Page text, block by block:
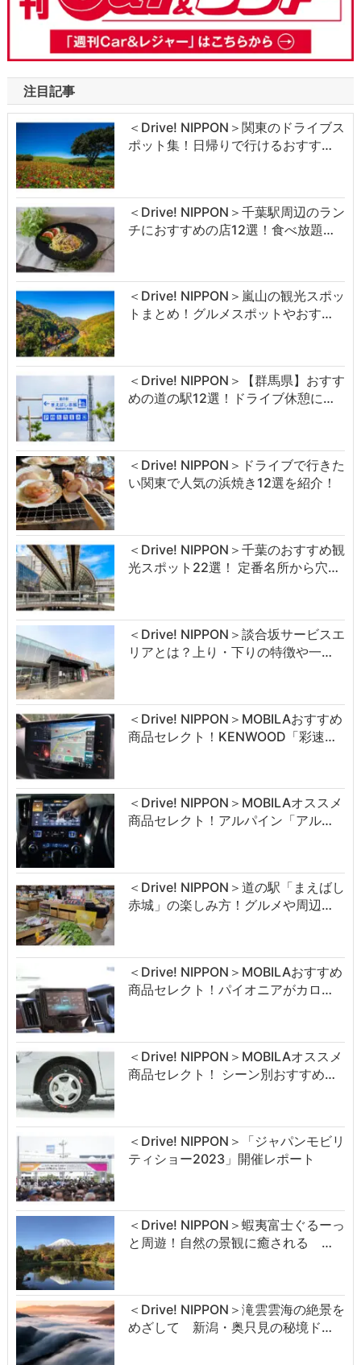
注目記事
＜Drive! NIPPON＞関東のドライブス
ポット集！日帰りで行けるおすす…
＜Drive! NIPPON＞千葉駅周辺のラン
チにおすすめの店12選！食べ放題…
＜Drive! NIPPON＞嵐山の観光スポッ
トまとめ！グルメスポットやおす…
＜Drive! NIPPON＞【群馬県】おすす
めの道の駅12選！ドライブ休憩に…
＜Drive! NIPPON＞ドライブで行きた
い関東で人気の浜焼き12選を紹介！
＜Drive! NIPPON＞千葉のおすすめ観
光スポット22選！ 定番名所から穴…
＜Drive! NIPPON＞談合坂サービスエ
リアとは？上り・下りの特徴や一…
＜Drive! NIPPON＞MOBILAおすすめ
商品セレクト！KENWOOD「彩速…
＜Drive! NIPPON＞MOBILAオススメ
商品セレクト！アルパイン「アル…
＜Drive! NIPPON＞道の駅「まえばし
赤城」の楽しみ方！グルメや周辺…
＜Drive! NIPPON＞MOBILAおすすめ
商品セレクト！パイオニアがカロ…
＜Drive! NIPPON＞MOBILAオススメ
商品セレクト！ シーン別おすすめ…
＜Drive! NIPPON＞「ジャパンモビリ
ティショー2023」開催レポート
＜Drive! NIPPON＞蝦夷富士ぐるーっ
と周遊！自然の景観に癒される …
＜Drive! NIPPON＞滝雲雲海の絶景を
めざして 新潟・奥只見の秘境ド…